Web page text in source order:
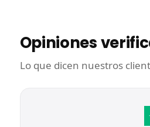
Opiniones
Lo que dicen nuestros